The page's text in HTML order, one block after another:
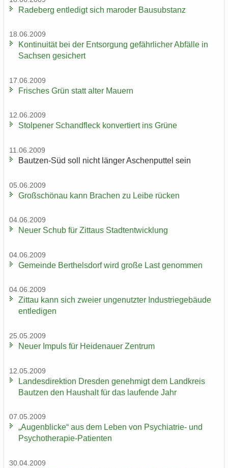
Ra­de­berg ent­le­digt sich ma­ro­der Bau­sub­stanz
18.06.2009
Kon­ti­nui­tät bei der Ent­sor­gung ge­fähr­li­cher Ab­fäl­le in
Sach­sen ge­si­chert
17.06.2009
Fri­sches Grün statt alter Mau­ern
12.06.2009
Stol­pe­ner Schand­fleck kon­ver­tiert ins Grüne
11.06.2009
Bautzen-​Süd soll nicht län­ger Aschen­put­tel sein
05.06.2009
Groß­schön­au kann Bra­chen zu Leibe rü­cken
04.06.2009
Neuer Schub für Zit­taus Stadt­ent­wick­lung
04.06.2009
Ge­mein­de Bert­hels­dorf wird große Last ge­nom­men
04.06.2009
Zit­tau kann sich zwei­er un­ge­nutz­ter In­dus­trie­ge­bäu­de
ent­le­di­gen
25.05.2009
Neuer Im­puls für Hei­de­nau­er Zen­trum
12.05.2009
Lan­des­di­rek­ti­on Dres­den ge­neh­migt dem Land­kreis
Baut­zen den Haus­halt für das lau­fen­de Jahr
07.05.2009
„Au­gen­bli­cke“ aus dem Leben von Psychiatrie-​ und
Psychotherapie-​Patienten
30.04.2009